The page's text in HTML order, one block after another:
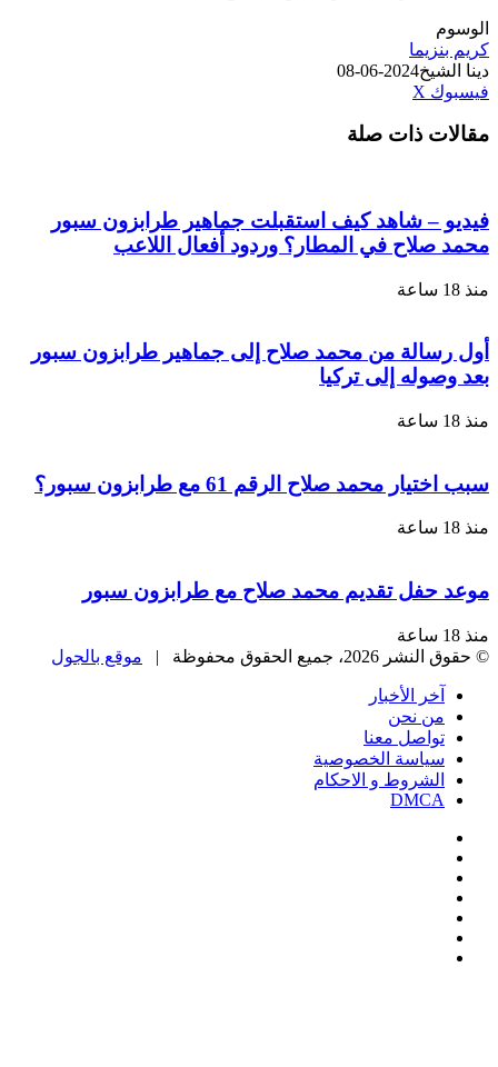
الوسوم
كريم بنزيما
دينا الشيخ2024-06-08
فيسبوك ‫X
البريد
مقالات ذات صلة
فيديو – شاهد كيف استقبلت جماهير طرابزون سبور
محمد صلاح في المطار؟ وردود أفعال اللاعب
منذ 18 ساعة
أول رسالة من محمد صلاح إلى جماهير طرابزون سبور
بعد وصوله إلى تركيا
منذ 18 ساعة
سبب اختيار محمد صلاح الرقم 61 مع طرابزون سبور؟
منذ 18 ساعة
موعد حفل تقديم محمد صلاح مع طرابزون سبور
منذ 18 ساعة
© حقوق النشر 2026، جميع الحقوق محفوظة |
موقع بالجول
آخر الأخبار
من نحن
تواصل معنا
سياسة الخصوصية
الشروط و الاحكام
DMCA